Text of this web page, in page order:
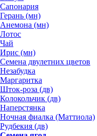
Сапонария
Герань (мн)
Анемона (мн)
Лотос
Чай
Ирис (мн)
Семена двулетних цветов
Незабудка
Маргаритка
Шток-роза (дв)
Колокольчик (дв)
Наперстянка
Ночная фиалка (Маттиола)
Рудбекия (дв)